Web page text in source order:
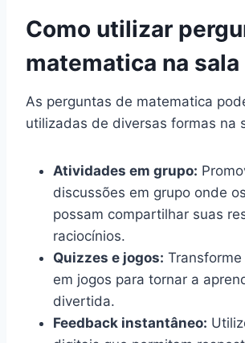
Como utilizar
matematica na sala
As perguntas de matematica
utilizadas de diversas formas na
Atividades em grupo:
discussões em grupo onde
possam compartilhar suas
raciocínios.
Quizzes e jogos:
em jogos para tornar a
divertida.
Feedback instantâneo: